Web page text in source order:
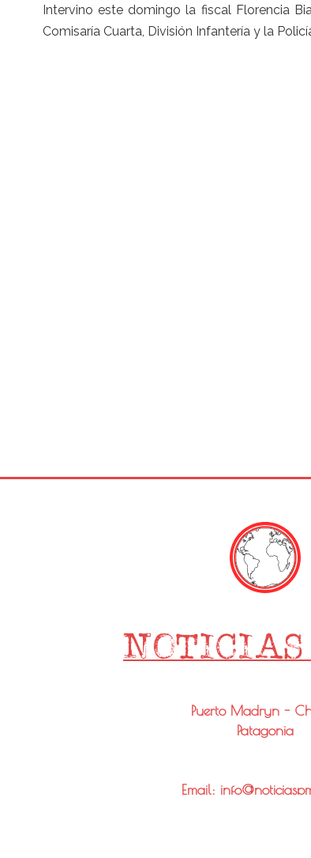
Intervino este domingo la fiscal Florencia
Comisaría Cuarta, División Infantería y la
Puerto Madryn -
Patagonia
Email: